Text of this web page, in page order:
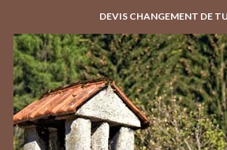
DEVIS CHANGEMENT DE